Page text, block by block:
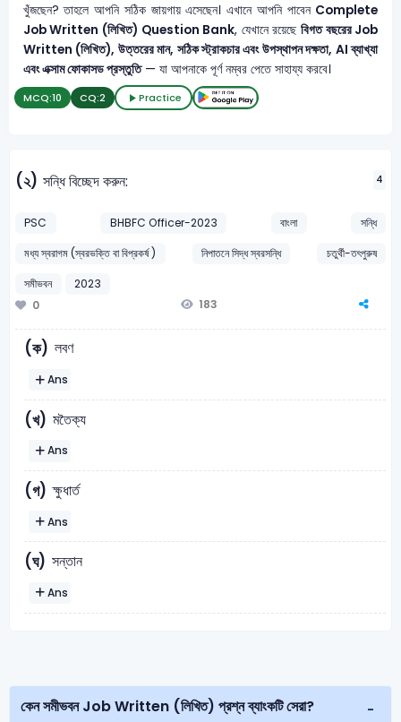
খুঁজছেন? তাহলে আপনি সঠিক জায়গায় এসেছেন। এখানে আপনি পাবেন Complete
Job Written (লিখিত) Question Bank, যেখানে রয়েছেবিগত বছরের Job
Written (লিখিত), উত্তরের মান, সঠিক স্ট্রাকচার এবং উপস্থাপন দক্ষতা, AI ব্যাখ্যা
এবং এক্সাম ফোকাসড প্রস্তুতি— যা আপনাকে পূর্ণ নম্বর পেতে সাহায্য করবে।
MCQ:10 CQ:2 Practice
(২) সন্ধি বিচ্ছেদ করুন: 4
PSC BHBFC Officer-2023 বাংলা
সন্ধি
মধ্য স্বরাগম (স্বরভক্তি বা বিপ্রকর্ষ )
নিপাতনে সিদ্ধ স্বরসন্ধি
চতুর্থী-তৎপুরুষ
সমীভবন
2023
0
183
(ক) লবণ
Ans
(খ) মতৈক্য
Ans
(গ) ক্ষুধার্ত
Ans
(ঘ) সন্তান
Ans
কেন সমীভবন Job Written (লিখিত) প্রশ্ন ব্যাংকটি সেরা?